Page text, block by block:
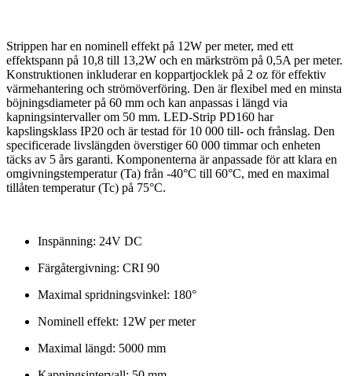
Strippen har en nominell effekt på 12W per meter, med ett
effektspann på 10,8 till 13,2W och en märkström på 0,5A per meter.
Konstruktionen inkluderar en koppartjocklek på 2 oz för effektiv
värmehantering och strömöverföring. Den är flexibel med en minsta
böjningsdiameter på 60 mm och kan anpassas i längd via
kapningsintervaller om 50 mm. LED-Strip PD160 har
kapslingsklass IP20 och är testad för 10 000 till- och frånslag. Den
specificerade livslängden överstiger 60 000 timmar och enheten
täcks av 5 års garanti. Komponenterna är anpassade för att klara en
omgivningstemperatur (Ta) från -40°C till 60°C, med en maximal
tillåten temperatur (Tc) på 75°C.
Inspänning: 24V DC
Färgåtergivning: CRI 90
Maximal spridningsvinkel: 180°
Nominell effekt: 12W per meter
Maximal längd: 5000 mm